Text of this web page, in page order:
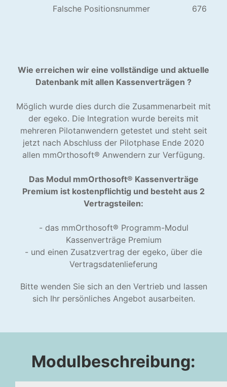
Falsche Positionsnummer
676
Wie erreichen wir eine vollständige und aktuelle
Datenbank mit allen Kassenverträgen ?
Möglich wurde dies durch die Zusammenarbeit mit
der egeko. Die Integration wurde bereits mit
mehreren Pilotanwendern getestet und steht seit
jetzt nach Abschluss der Pilotphase Ende 2020
allen mmOrthosoft® Anwendern zur Verfügung.
Das Modul mmOrthosoft® Kassenverträge
Premium ist kostenpflichtig und besteht aus 2
Vertragsteilen:
- das mmOrthosoft® Programm-Modul
Kassenverträge Premium
- und einen Zusatzvertrag der egeko, über die
Vertragsdatenlieferung
Bitte wenden Sie sich an den Vertrieb und lassen
sich Ihr persönliches Angebot ausarbeiten.
Modulbeschreibung: